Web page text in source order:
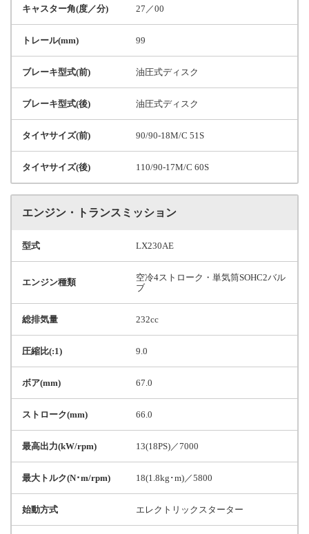
キャスター角(度／分) 27／00
トレール(mm) 99
ブレーキ型式(前) 油圧式ディスク
ブレーキ型式(後) 油圧式ディスク
タイヤサイズ(前) 90/90-18M/C 51S
タイヤサイズ(後) 110/90-17M/C 60S
エンジン・トランスミッション
型式 LX230AE
エンジン種類
空冷4ストローク・単気筒SOHC2バル
ブ
総排気量 232cc
圧縮比(:1) 9.0
ボア(mm) 67.0
ストローク(mm) 66.0
最高出力(kW/rpm) 13(18PS)／7000
最大トルク(N･m/rpm) 18(1.8kg･m)／5800
始動方式 エレクトリックスターター